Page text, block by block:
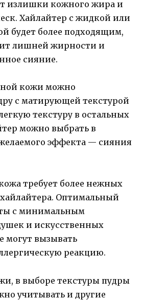
излишки кожного жира и
Хайлайтер с жидкой или
будет более подходящим,
лишней жирности и
сияние.
кожи можно
с матирующей текстурой
текстуру в остальных
можно выбрать в
эффекта — сияния
требует более нежных
Оптимальный
с минимальным
и искусственных
могут вызывать
реакцию.
в выборе текстуры пудры
учитывать и другие